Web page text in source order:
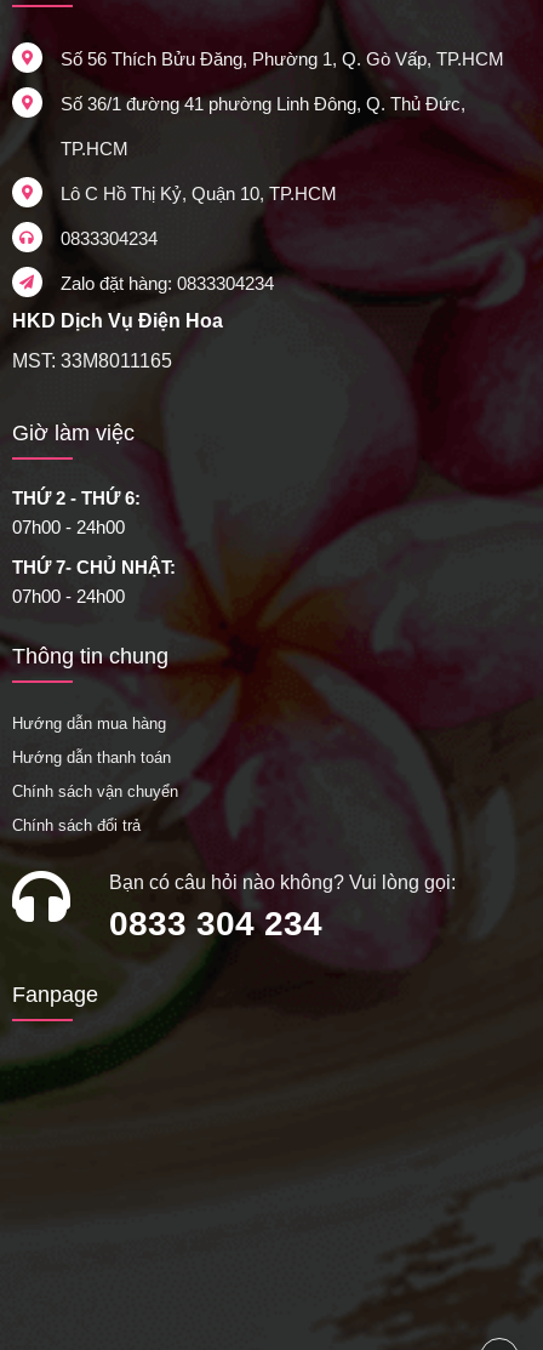
Số 56 Thích Bửu Đăng, Phường 1, Q. Gò Vấp, TP.HCM
Số 36/1 đường 41 phường Linh Đông, Q. Thủ Đức,
TP.HCM
Lô C Hồ Thị Kỷ, Quận 10, TP.HCM
0833304234
Zalo đặt hàng: 0833304234
HKD Dịch Vụ Điện Hoa
MST: 33M8011165
Giờ làm việc
THỨ 2 - THỨ 6:
07h00 - 24h00
THỨ 7- CHỦ NHẬT:
07h00 - 24h00
Thông tin chung
Hướng dẫn mua hàng
Hướng dẫn thanh toán
Chính sách vận chuyển
Chính sách đổi trả
Bạn có câu hỏi nào không? Vui lòng gọi:
0833 304 234
Fanpage